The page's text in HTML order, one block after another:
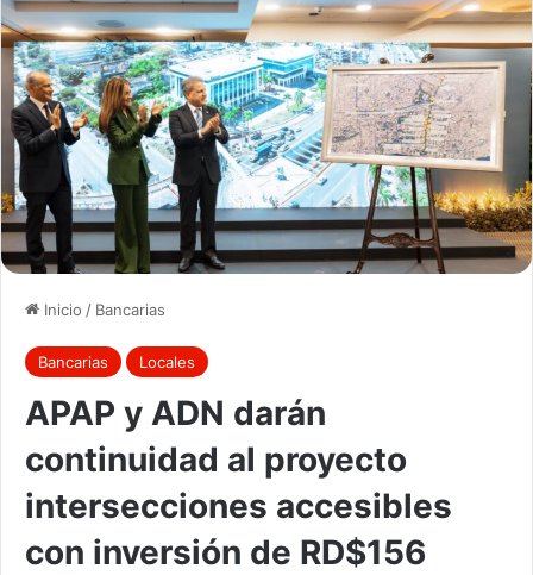
Inicio / Bancarias
Bancarias Locales
APAP y ADN darán
continuidad al proyecto
intersecciones accesibles
con inversión de RD$156